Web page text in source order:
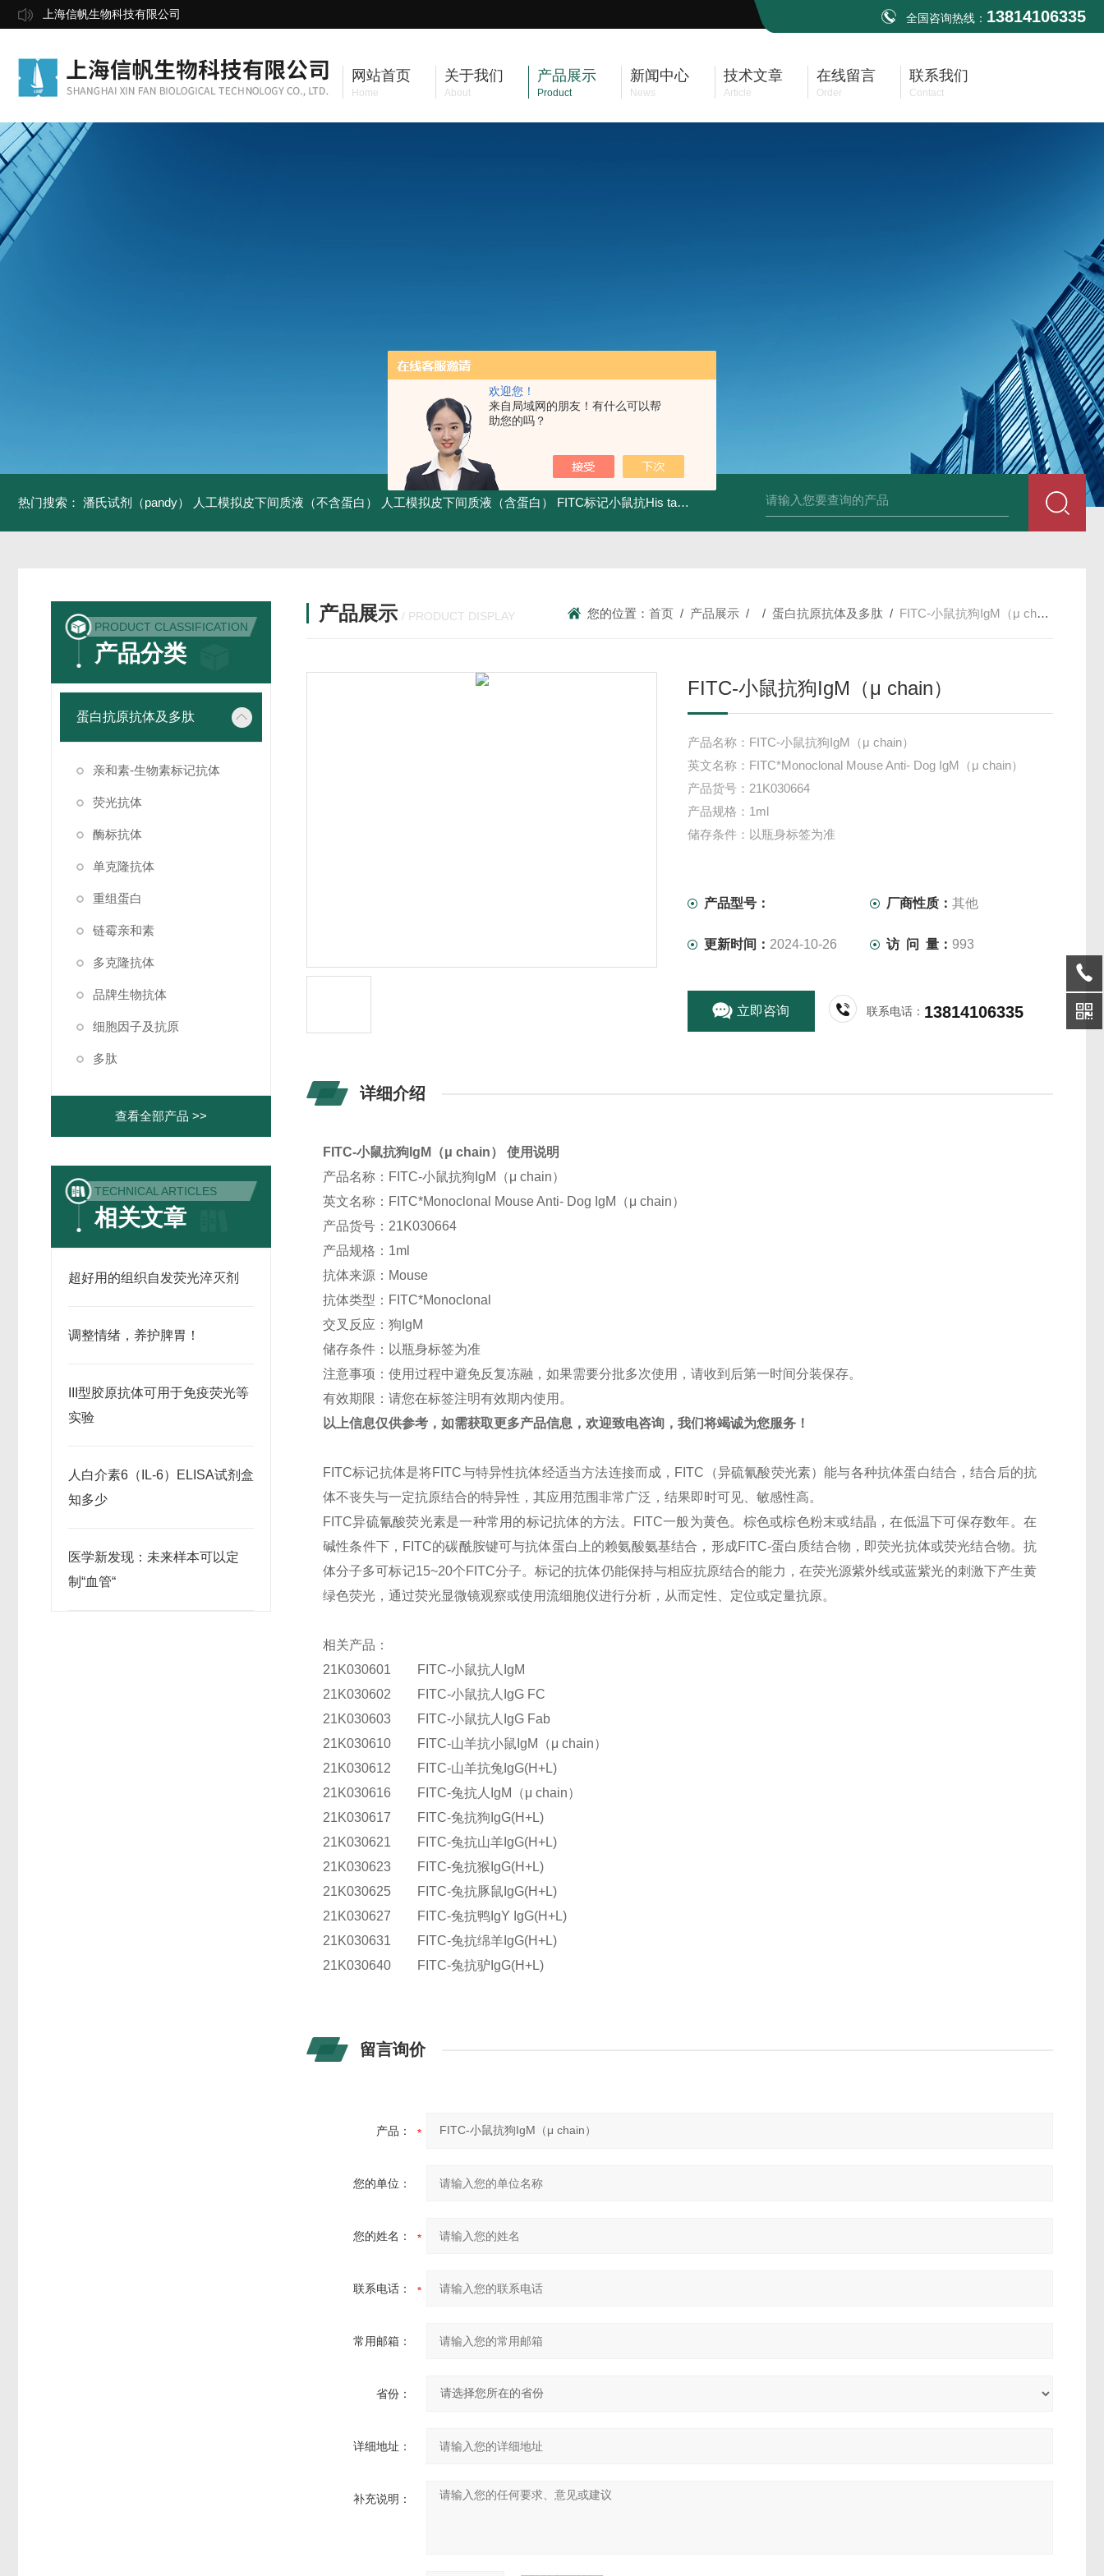
欢迎您！
来自局域网的朋友！有什么可以帮
助您的吗？
上海信帆生物科技有限公司 全国咨询热线： 13814106335
网站首页
Home
关于我们
About
产品展示
Product
新闻中心
News
技术文章
Article
在线留言
Order
联系我们
Contact
热门搜索： 潘氏试剂（pandy） 人工模拟皮下间质液（不含蛋白） 人工模拟皮下间质液（含蛋白） FITC标记小鼠抗His tag 组织细胞固定液（8％，PFA） 总胆汁酸（TBA）质控样品 小鼠前列
PRODUCT CLASSIFICATION
产品分类
蛋白抗原抗体及多肽
亲和素-生物素标记抗体
荧光抗体
酶标抗体
单克隆抗体
重组蛋白
链霉亲和素
多克隆抗体
品牌生物抗体
细胞因子及抗原
多肽
查看全部产品 >>
TECHNICAL ARTICLES
相关文章
超好用的组织自发荧光淬灭剂
调整情绪，养护脾胃￼！
III型胶原抗体可用于免疫荧光等
实验
人白介素6（IL-6）ELISA试剂盒
知多少
医学新发现：未来样本可以定
制“血管“
产品展示 / PRODUCT DISPLAY 您的位置：首页 / 产品展示 / /蛋白抗原抗体及多肽 / FITC-小鼠抗狗IgM（μ chain）
FITC-小鼠抗狗IgM（μ chain）
产品名称：FITC-小鼠抗狗IgM（μ chain）
英文名称：FITC*Monoclonal Mouse Anti- Dog IgM（μ chain）
产品货号：21K030664
产品规格：1ml
储存条件：以瓶身标签为准
产品型号： 厂商性质：其他
更新时间： 2024-10-26 访 问 量： 993
立即咨询 联系电话： 13814106335
详细介绍
FITC-小鼠抗狗 IgM （μchain）
使用说明
产品名称： FITC-小鼠抗狗 IgM （μchain）
英文名称： FITC*Monoclonal Mouse Anti- Dog IgM （μchain）
产品货号： 21K030664
产品规格： 1ml
抗体来源： Mouse
抗体类型： FITC*Monoclonal
交叉反应：狗 IgM
储存条件： 以瓶身标签为准
注意事项：使用过程中避免反复冻融，如果需要分批多次使用，请收到后第一时间分装保存。
有效期限：请您在标签注明有效期内使用。
以上信息仅供参考，如需获取更多产品信息，欢迎致电咨询，我们将竭诚为您服务！
FITC标记抗体是将FITC与特异性抗体经适当方法连接而成， FITC （异硫氰酸荧光素）能与各种抗体蛋白结合，结合后的抗
体不丧失与一定抗原结合的特异性，其应用范围非常广泛，结果即时可见、敏感性高。
FITC异硫氰酸荧光素是一种常用的标记抗体的方法。 FITC一般为黄色。棕色或棕色粉末或结晶，在低温下可保存数年。在
碱性条件下， FITC的碳酰胺键可与抗体蛋白上的赖氨酸氨基结合，形成FITC-蛋白质结合物，即荧光抗体或荧光结合物。抗
体分子多可标记15~20个FITC分子。标记的抗体仍能保持与相应抗原结合的能力，在荧光源紫外线或蓝紫光的刺激下产生黄
绿色荧光，通过荧光显微镜观察或使用流细胞仪进行分析，从而定性、定位或定量抗原。
相关产品：
21K030601 FITC-小鼠抗人 IgM
21K030602 FITC-小鼠抗人 IgG FC
21K030603 FITC-小鼠抗人 IgG Fab
21K030610 FITC-山羊抗小鼠 IgM （μchain）
21K030612 FITC-山羊抗兔 IgG(H+L)
21K030616 FITC-兔抗人 IgM （μchain）
21K030617 FITC-兔抗狗 IgG(H+L)
21K030621 FITC-兔抗山羊 IgG(H+L)
21K030623 FITC-兔抗猴 IgG(H+L)
21K030625 FITC-兔抗豚鼠 IgG(H+L)
21K030627 FITC-兔抗鸭 IgY IgG(H+L)
21K030631 FITC-兔抗绵羊 IgG(H+L)
21K030640 FITC-兔抗驴 IgG(H+L)
留言询价
产品：
您的单位：
您的姓名：
联系电话：
常用邮箱：
省份：
详细地址：
补充说明：